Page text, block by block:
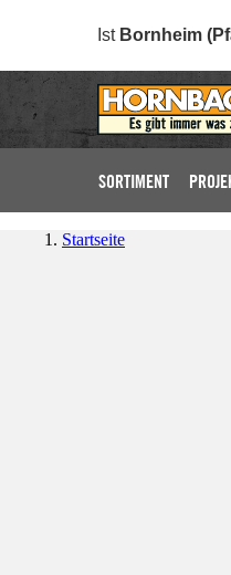
Ist Bornheim
SORTIMENT
Startseite